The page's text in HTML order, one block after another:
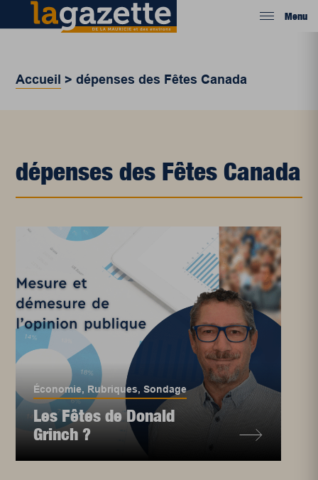
Menu
Accueil >dépenses des Fêtes Canada
dépenses des Fêtes Canada
Économie, Rubriques,Sondage
Les Fêtes de Donald
Grinch ?